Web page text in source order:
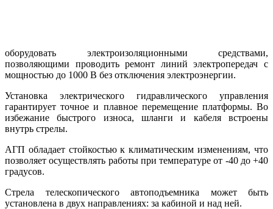
оборудовать электроизоляционными средствами,
позволяющими проводить ремонт линий электропередач с
мощностью до 1000 В без отключения электроэнергии.
Установка электрического гидравлического управления
гарантирует точное и плавное перемещение платформы. Во
избежание быстрого износа, шланги и кабеля встроены
внутрь стрелы.
АГП обладает стойкостью к климатическим изменениям, что
позволяет осуществлять работы при температуре от -40 до +40
градусов.
Стрела телескопического автоподъемника может быть
установлена в двух направлениях: за кабиной и над ней.